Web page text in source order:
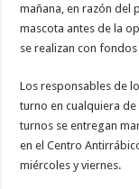
mañana, en razón del
mascota antes de la
se realizan con
Los responsables de
turno en cualquiera de
turnos se entregan
en el Centro
miércoles y viernes.